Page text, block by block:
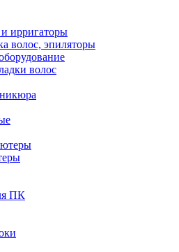
ирригаторы
волос, эпиляторы
волос
ПК